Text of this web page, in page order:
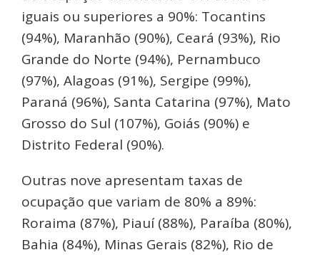
iguais ou superiores a 90%: Tocantins
(94%), Maranhão (90%), Ceará (93%), Rio
Grande do Norte (94%), Pernambuco
(97%), Alagoas (91%), Sergipe (99%),
Paraná (96%), Santa Catarina (97%), Mato
Grosso do Sul (107%), Goiás (90%) e
Distrito Federal (90%).
Outras nove apresentam taxas de
ocupação que variam de 80% a 89%:
Roraima (87%), Piauí (88%), Paraíba (80%),
Bahia (84%), Minas Gerais (82%), Rio de